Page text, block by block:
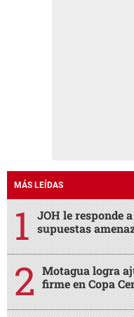
MÁS LEÍDAS
JOH le responde
supuestas
Motagua logra
firme en Copa